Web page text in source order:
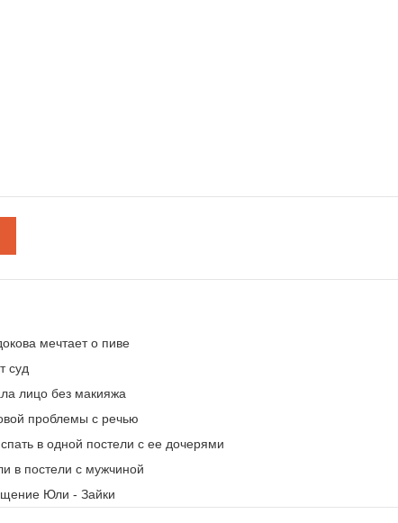
мечтает о пиве
суд
лицо без макияжа
проблемы с речью
в одной постели с ее дочерями
в постели с мужчиной
Юли - Зайки